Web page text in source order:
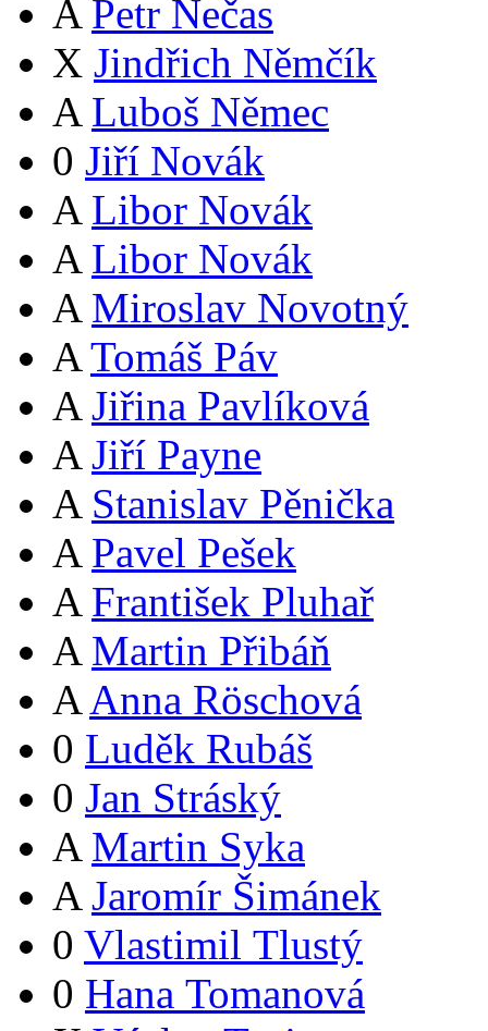
A Petr Nečas
X Jindřich Němčík
A Luboš Němec
0 Jiří Novák
A Libor Novák
A Libor Novák
A Miroslav Novotný
A Tomáš Páv
A Jiřina Pavlíková
A Jiří Payne
A Stanislav Pěnička
A Pavel Pešek
A František Pluhař
A Martin Přibáň
A Anna Röschová
0 Luděk Rubáš
0 Jan Stráský
A Martin Syka
A Jaromír Šimánek
0 Vlastimil Tlustý
0 Hana Tomanová